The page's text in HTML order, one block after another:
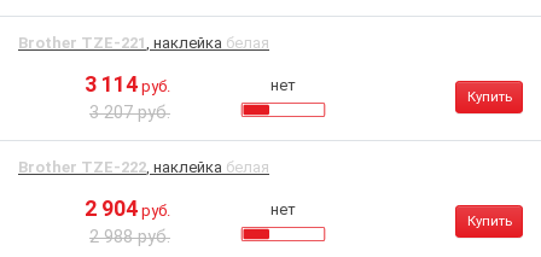
Brother TZE-221, наклейка белая
3 114 руб.
3 207 руб.
нет
Купить
Brother TZE-222, наклейка белая
2 904 руб.
2 988 руб.
нет
Купить